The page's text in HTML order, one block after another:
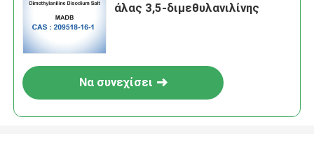
άλας 3,5-διμεθυλανιλίνης
Να συνεχίσει